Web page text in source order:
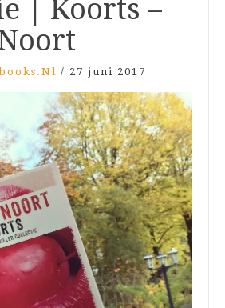
| Koorts –
/ 27 juni 2017